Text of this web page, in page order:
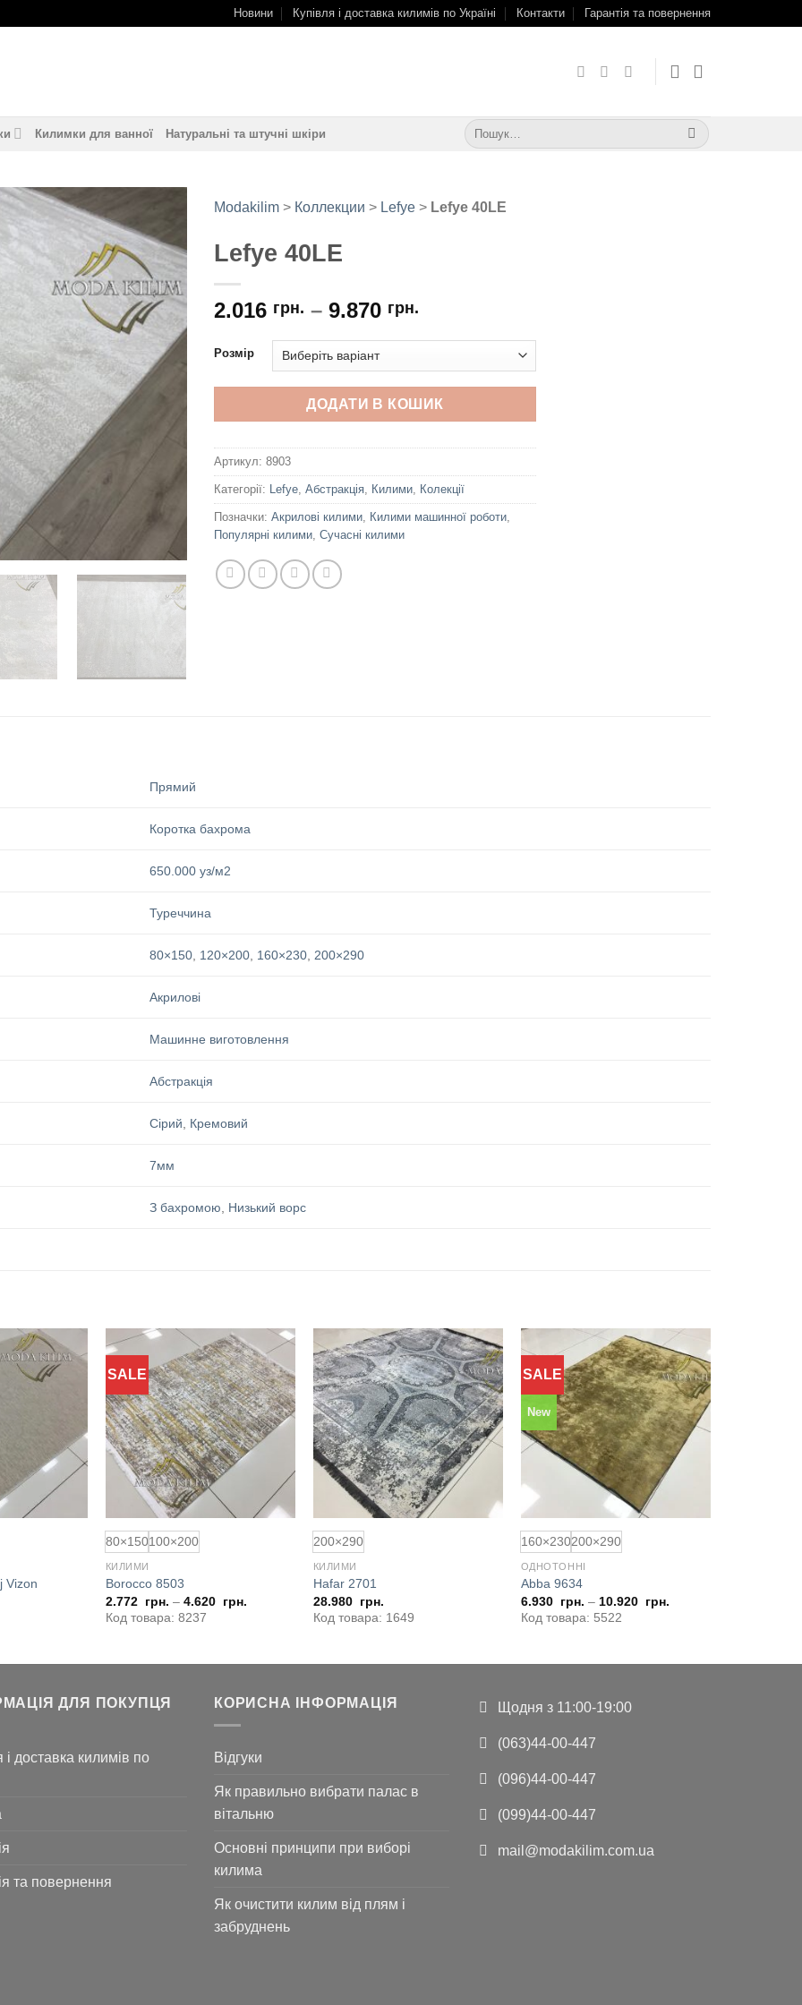
Новини Купівля і доставка килимів по Україні Контакти Гарантія та повернення
Килимки для ванної Натуральні та штучні шкіри
Шукати:
Додати
до
обраного
Modakilim > Коллекции > Lefye > Lefye 40LE
Lefye 40LE
2.016 грн. – 9.870 грн.
Розмір
ДОДАТИ В КОШИК
Артикул: 8903
Категорії: Lefye Абстракція Килими Колекції
Позначки: Акрилові килими Килими машинної роботи
Популярні килими Сучасні килими
Прямий
Коротка бахрома
650.000 уз/м2
Туреччина
80×150 120×200 160×230 200×290
Акрилові
Машинне виготовлення
Абстракція
Сірий Кремовий
7мм
З бахромою Низький ворс
Додати
Vizon
SALE
Додати
до
обраного
80×150100×200
КИЛИМИ
Borocco 8503
2.772 грн. – 4.620 грн.
Код товара: 8237
Додати
до
обраного
200×290
КИЛИМИ
Hafar 2701
28.980 грн.
Код товара: 1649
SALE
New
Додати
до
обраного
160×230200×290
ОДНОТОННІ
Abba 9634
6.930 грн. – 10.920 грн.
Код товара: 5522
ДЛЯ ПОКУПЦЯ
і доставка килимів по
та повернення
КОРИСНА ІНФОРМАЦІЯ
Відгуки
Як правильно вибрати палас в
вітальню
Основні принципи при виборі
килима
Як очистити килим від плям і
забруднень
Щодня з 11:00-19:00
(063)44-00-447
(096)44-00-447
(099)44-00-447
mail@modakilim.com.ua